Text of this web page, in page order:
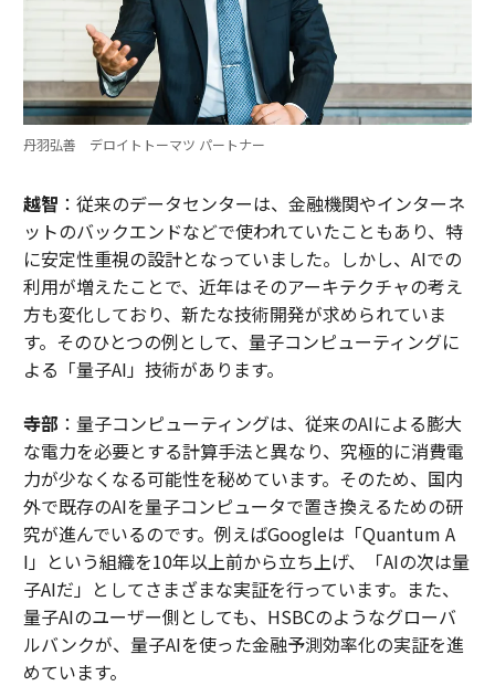
丹羽弘善 デロイトトーマツ パートナー
越智 ：従来のデータセンターは、金融機関やインターネ
ットのバックエンドなどで使われていたこともあり、特
に安定性重視の設計となっていました。しかし、AIでの
利用が増えたことで、近年はそのアーキテクチャの考え
方も変化しており、新たな技術開発が求められていま
す。そのひとつの例として、量子コンピューティングに
よる「量子AI」技術があります。
寺部 ：量子コンピューティングは、従来のAIによる膨大
な電力を必要とする計算手法と異なり、究極的に消費電
力が少なくなる可能性を秘めています。そのため、国内
外で既存のAIを量子コンピュータで置き換えるための研
究が進んでいるのです。例えばGoogleは「Quantum A
I」という組織を10年以上前から立ち上げ、「AIの次は量
子AIだ」としてさまざまな実証を行っています。また、
量子AIのユーザー側としても、HSBCのようなグローバ
ルバンクが、量子AIを使った金融予測効率化の実証を進
めています。